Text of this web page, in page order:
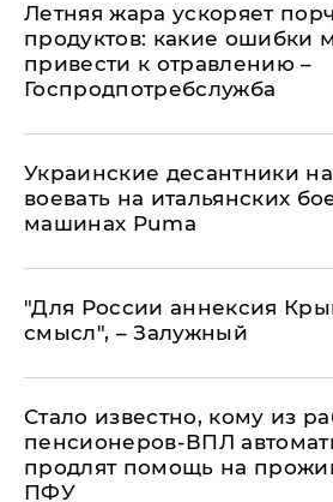
Летняя жара ускоряет
продуктов: какие ошибки
привести к отравлению –
Госпродпотребслужба
Украинские десантники
воевать на итальянских
машинах Puma
"Для России аннексия
смысл", – Залужный
Стало известно, кому из
пенсионеров-ВПЛ
продлят помощь на
ПФУ